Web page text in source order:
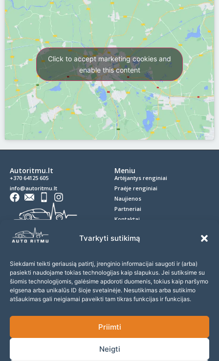
Tvarkyti sutikimą
Siekdami teikti geriausią patirtį, įrenginio informacijai saugoti ir (arba)
pasiekti naudojame tokias technologijas kaip slapukus. Jei sutiksime su
šiomis technologijomis, galėsime apdoroti duomenis, tokius kaip naršymo
elgsena arba unikalūs ID šioje svetainėje. Nesutikimas arba sutikimo
atšaukimas gali neigiamai paveikti tam tikras funkcijas ir funkcijas.
Priimti
Neigti
Click to accept marketing cookies and
enable this content
Autoritmu.lt
+370 64125 605
info@autoritmu.lt
Meniu
Artėjantys renginiai
Praėje renginiai
Naujienos
Partneriai
Kontaktai
Slapukai
Prenumerata
Prenumeruokite naujienlaiškį ir nepraleiskite įdomių
renginių!